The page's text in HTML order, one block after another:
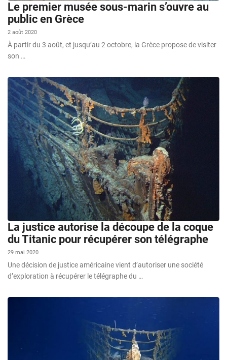
Le premier musée sous-marin s’ouvre au
public en Grèce
2 août 2020
À partir du 3 août, et jusqu’au 2 octobre, la Grèce propose de visiter
son …
La justice autorise la découpe de la coque
du Titanic pour récupérer son télégraphe
29 mai 2020
Une décision de justice américaine vient d’autoriser une société
d’exploration à récupérer le télégraphe du …